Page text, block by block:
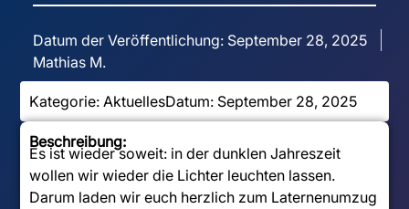
Datum der Veröffentlichung: September 28, 2025
Mathias M.
Kategorie: AktuellesDatum: September 28, 2025
Beschreibung:
Es ist wieder soweit: in der dunklen Jahreszeit
wollen wir wieder die Lichter leuchten lassen.
Darum laden wir euch herzlich zum Laternenumzug